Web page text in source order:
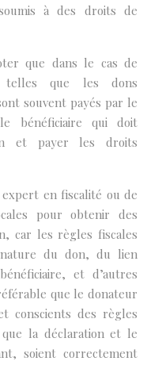
à des droits de
que dans le cas de
telles que les dons
souvent payés par le
bénéficiaire qui doit
et payer les droits
en fiscalité ou de
pour obtenir des
car les règles fiscales
du don, du lien
et d’autres
que le donateur
conscients des règles
que la déclaration et le
soient correctement